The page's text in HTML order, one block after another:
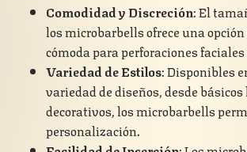
Comodidad y Discreción: El
los microbarbells ofrece una
cómoda para perforaciones faciales
Variedad de Estilos: Disponibles
variedad de diseños, desde
decorativos, los microbarbells
personalización.